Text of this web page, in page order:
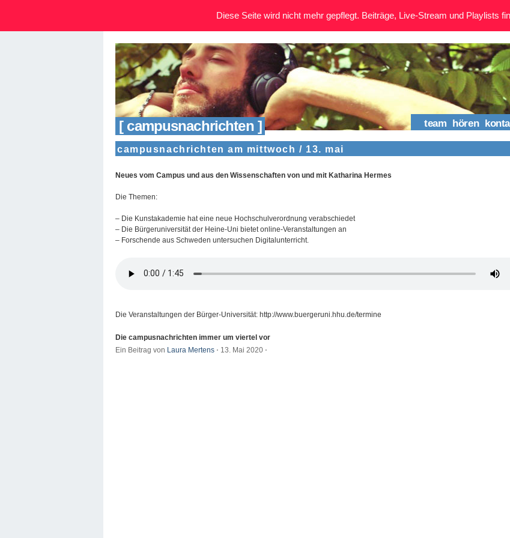
[ campusnachrichten ] team hören
campusnachrichten am mittwoch / 13. mai
Neues vom Campus und aus den Wissenschaften von und mit Katharina Hermes
Die Themen:
– Die Kunstakademie hat eine neue Hochschulverordnung verabschiedet
– Die Bürgeruniversität der Heine-Uni bietet online-Veranstaltungen an
– Forschende aus Schweden untersuchen Digitalunterricht.
Die Veranstaltungen der Bürger-Universität: http://www.buergeruni.hhu.de/termine
Die campusnachrichten immer um viertel vor
Ein Beitrag von Laura Mertens ⋅ 13. Mai 2020 ⋅
Diese Seite wird nicht mehr gepflegt. Beiträge, Live-Stream und Playlists